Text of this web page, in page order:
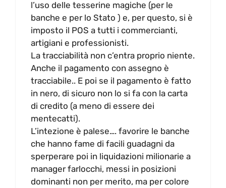
l’uso delle tesserine magiche (per le
banche e per lo Stato ) e, per questo, si è
imposto il POS a tutti i commercianti,
artigiani e professionisti.
La tracciabilità non c’entra proprio niente.
Anche il pagamento con assegno è
tracciabile.. E poi se il pagamento è fatto
in nero, di sicuro non lo si fa con la carta
di credito (a meno di essere dei
mentecatti).
L’intezione è palese…. favorire le banche
che hanno fame di facili guadagni da
sperperare poi in liquidazioni milionarie a
manager farlocchi, messi in posizioni
dominanti non per merito, ma per colore